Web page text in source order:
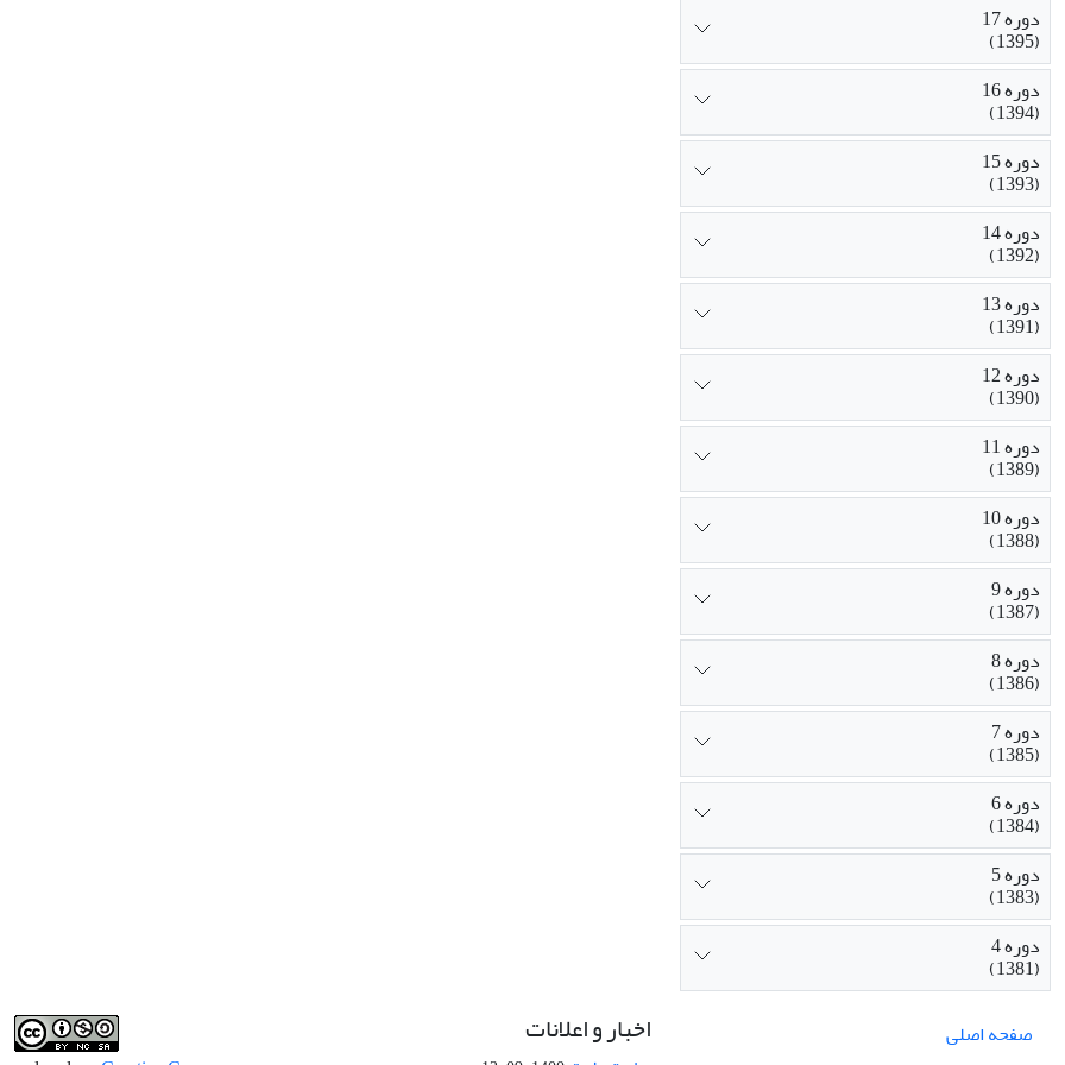
دوره 17
(1395)
دوره 16
(1394)
دوره 15
(1393)
دوره 14
(1392)
دوره 13
(1391)
دوره 12
(1390)
دوره 11
(1389)
دوره 10
(1388)
دوره 9
(1387)
دوره 8
(1386)
دوره 7
(1385)
دوره 6
(1384)
دوره 5
(1383)
دوره 4
(1381)
صفحه اصلی
اخبار و اعلانات